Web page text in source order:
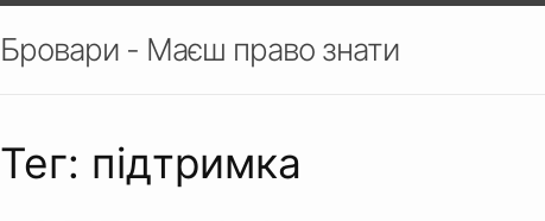
Бровари - Маєш право знати
Тег: підтримка